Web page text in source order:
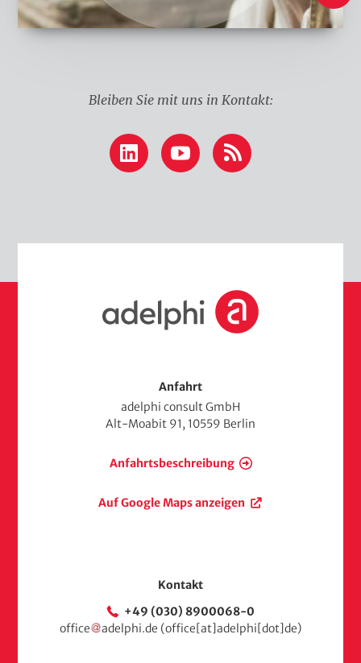
k
Bleiben Sie mit uns in Kontakt:
LinkedIn YouTube RSS
t
a
t
Anfahrt
adelphi consult GmbH
Alt-Moabit 91, 10559 Berlin
Anfahrtsbeschreibung
Auf Google Maps anzeigen
Kontakt
+49 (030) 8900068-0
office
adelphi.de (office[at]adelphi[dot]de)